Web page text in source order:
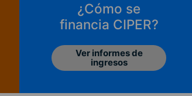
¿Cómo se
financia CIPER?
Ver informes de
ingresos